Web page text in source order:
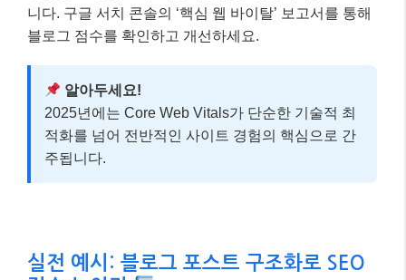
니다. 구글 서치 콘솔의 ‘핵심 웹 바이탈’ 보고서를 통해
블로그 점수를 확인하고 개선하세요.
알아두세요!
2025년에는 Core Web Vitals가 단순한 기술적 최
적화를 넘어 전반적인 사이트 경험의 핵심으로 간
주됩니다.
실전 예시: 블로그 포스트 구조화로 SEO